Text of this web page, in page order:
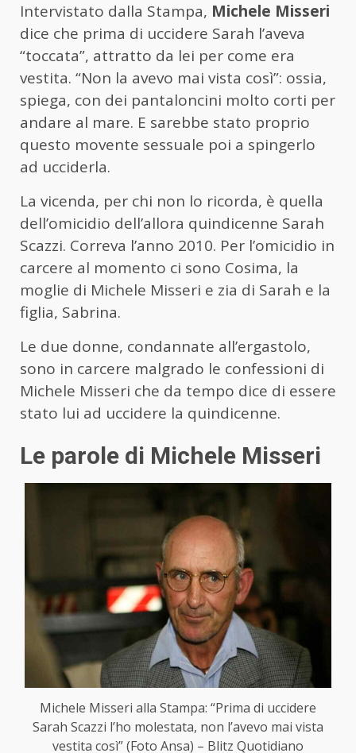
Intervistato dalla Stampa, Michele Misseri
dice che prima di uccidere Sarah l’aveva
“toccata”, attratto da lei per come era
vestita. “Non la avevo mai vista così”: ossia,
spiega, con dei pantaloncini molto corti per
andare al mare. E sarebbe stato proprio
questo movente sessuale poi a spingerlo
ad ucciderla.
La vicenda, per chi non lo ricorda, è quella
dell’omicidio dell’allora quindicenne Sarah
Scazzi. Correva l’anno 2010. Per l’omicidio in
carcere al momento ci sono Cosima, la
moglie di Michele Misseri e zia di Sarah e la
figlia, Sabrina.
Le due donne, condannate all’ergastolo,
sono in carcere malgrado le confessioni di
Michele Misseri che da tempo dice di essere
stato lui ad uccidere la quindicenne.
Le parole di Michele Misseri
Michele Misseri alla Stampa: “Prima di uccidere
Sarah Scazzi l’ho molestata, non l’avevo mai vista
vestita così” (Foto Ansa) – Blitz Quotidiano